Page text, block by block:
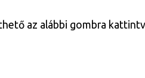
az alábbi gombra